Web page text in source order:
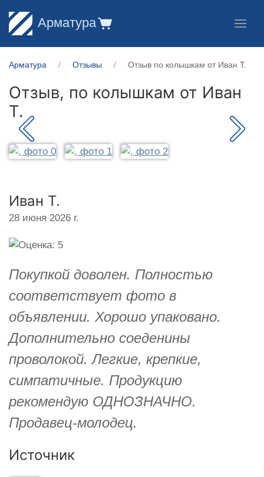
Арматура
Арматура Отзывы Отзыв по колышкам от Иван Т.
Отзыв, по колышкам от Иван
Т.
Иван Т.
28 июня 2026 г.
Покупкой доволен. Полностью
соответствует фото в
объявлении. Хорошо упаковано.
Дополнительно соеденины
проволокой. Легкие, крепкие,
симпатичные. Продукцию
рекомендую ОДНОЗНАЧНО.
Продавец-молодец.
Источник